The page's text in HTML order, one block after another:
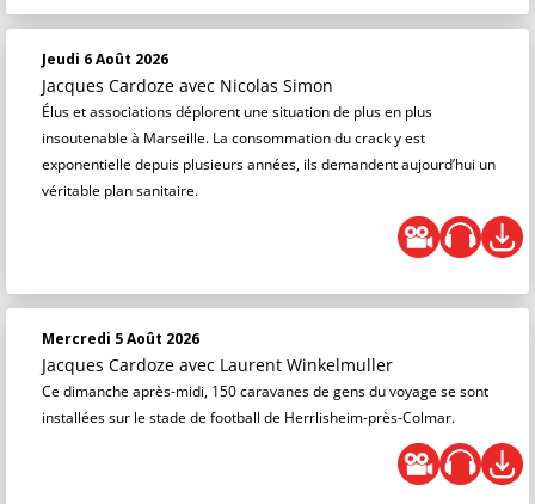
Jeudi 6 Août 2026
Jacques Cardoze avec Nicolas Simon
Élus et associations déplorent une situation de plus en plus
insoutenable à Marseille. La consommation du crack y est
exponentielle depuis plusieurs années, ils demandent aujourd’hui un
véritable plan sanitaire.
Mercredi 5 Août 2026
Jacques Cardoze avec Laurent Winkelmuller
Ce dimanche après-midi, 150 caravanes de gens du voyage se sont
installées sur le stade de football de Herrlisheim-près-Colmar.